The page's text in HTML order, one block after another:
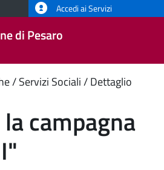
Accedi ai Servizi
di Pesaro
Servizi Sociali Dettaglio
campagna